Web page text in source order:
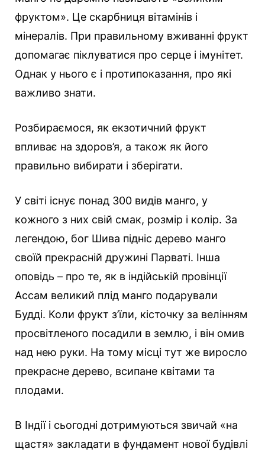
фруктом». Це скарбниця вітамінів і
мінералів. При правильному вживанні фрукт
допомагає піклуватися про серце і імунітет.
Однак у нього є і протипоказання, про які
важливо знати.
Розбираємося, як екзотичний фрукт
впливає на здоров’я, а також як його
правильно вибирати і зберігати.
У світі існує понад 300 видів манго, у
кожного з них свій смак, розмір і колір. За
легендою, бог Шива підніс дерево манго
своїй прекрасній дружині Парваті. Інша
оповідь – про те, як в індійській провінції
Ассам великий плід манго подарували
Будді. Коли фрукт з’їли, кісточку за велінням
просвітленого посадили в землю, і він омив
над нею руки. На тому місці тут же виросло
прекрасне дерево, всипане квітами та
плодами.
В Індії і сьогодні дотримуються звичай «на
щастя» закладати в фундамент нової будівлі